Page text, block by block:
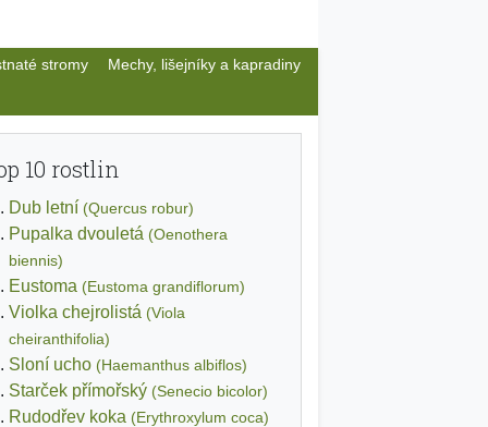
stromy Mechy, lišejníky a kapradiny
10 rostlin
Dub letní (Quercus robur)
Pupalka dvouletá (Oenothera
biennis)
Eustoma (Eustoma grandiflorum)
Violka chejrolistá (Viola
cheiranthifolia)
Sloní ucho (Haemanthus albiflos)
Starček přímořský (Senecio bicolor)
Rudodřev koka (Erythroxylum coca)